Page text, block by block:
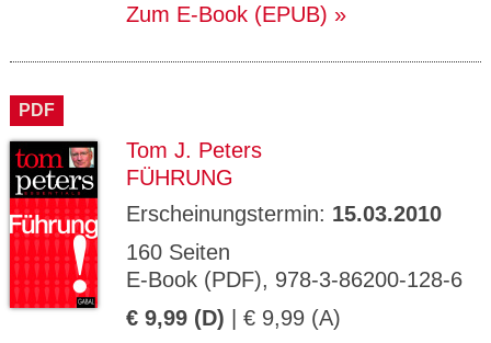
Zum E-Book (EPUB)
PDF
Tom J. Peters
FÜHRUNG
Erscheinungstermin: 15.03.2010
160 Seiten
E-Book (PDF), 978-3-86200-128-6
€ 9,99 (D) | € 9,99 (A)